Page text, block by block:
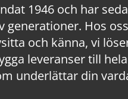
1946 och har
generationer. Hos
och känna, vi
leveranser till hela
underlättar din